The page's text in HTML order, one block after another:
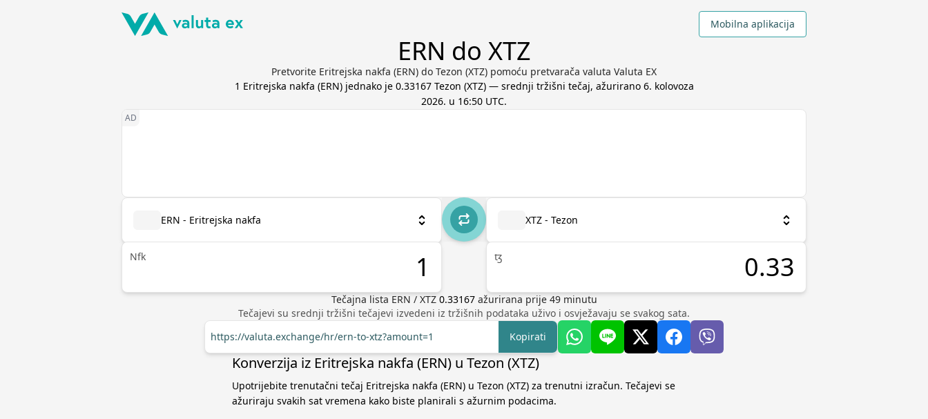
Mobilna aplikacija
ERN do XTZ
Pretvorite Eritrejska nakfa (ERN) do Tezon (XTZ) pomoću pretvarača valuta Valuta EX
1 Eritrejska nakfa (ERN) jednako je 0.33167 Tezon (XTZ) — srednji tržišni tečaj, ažurirano 6. kolovoza
2026. u 16:50 UTC.
ERN - Eritrejska nakfa
Nfk
XTZ - Tezon
ꜩ
Tečajna lista ERN / XTZ 0.33167 ažurirana prije 49minutu
Tečajevi su srednji tržišni tečajevi izvedeni iz tržišnih podataka uživo i osvježavaju se svakog sata.
https://valuta.exchange/hr/ern-to-xtz?amount=1
Kopirati
Konverzija iz Eritrejska nakfa (ERN) u Tezon (XTZ)
Upotrijebite trenutačni tečaj Eritrejska nakfa (ERN) u Tezon (XTZ) za trenutni izračun. Tečajevi se
ažuriraju svakih sat vremena kako biste planirali s ažurnim podacima.